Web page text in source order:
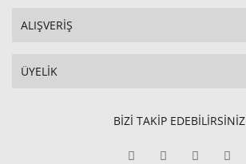
ALIŞVERİŞ
ÜYELİK
BİZİ TAKİP EDEBİLİRSİNİZ